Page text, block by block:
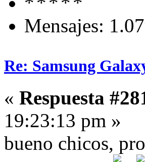
Mensajes:
Re: Samsung
« Respuesta
19:23:13 pm »
bueno chicos,